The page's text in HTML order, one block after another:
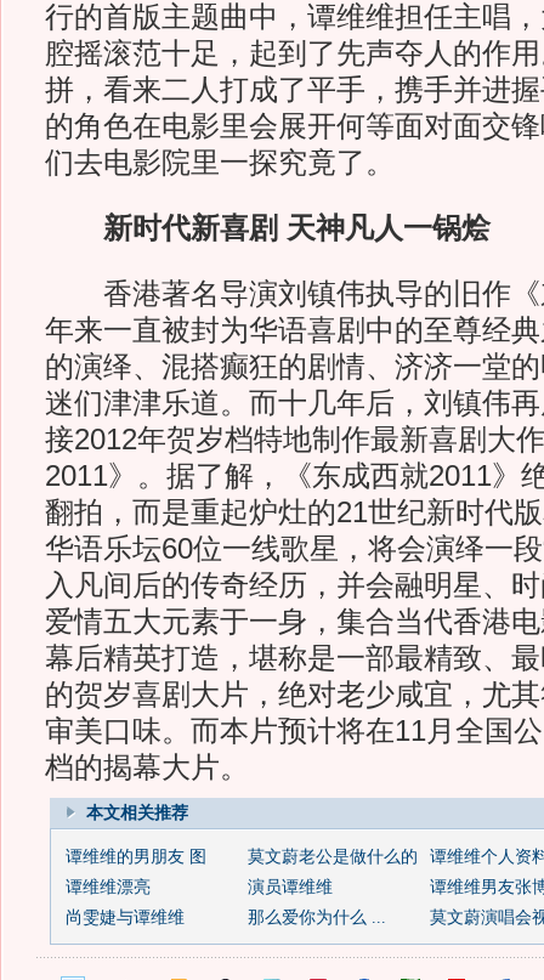
行的首版主题曲中，谭维维担任主唱，
腔摇滚范十足，起到了先声夺人的作
拼，看来二人打成了平手，携手并进
的角色在电影里会展开何等面对面交
们去电影院里一探究竟了。
新时代新喜剧 天神凡人一锅烩
香港著名导演刘镇伟执导的旧作《
年来一直被封为华语喜剧中的至尊经
的演绎、混搭癫狂的剧情、济济一堂
迷们津津乐道。而十几年后，刘镇伟
接2012年贺岁档特地制作最新喜剧大
2011》。据了解，《东成西就2011》
翻拍，而是重起炉灶的21世纪新时代
华语乐坛60位一线歌星，将会演绎一
入凡间后的传奇经历，并会融明星、
爱情五大元素于一身，集合当代香港
幕后精英打造，堪称是一部最精致、
的贺岁喜剧大片，绝对老少咸宜，尤
审美口味。而本片预计将在11月全国
档的揭幕大片。
本文相关推荐
谭维维的男朋友 图 莫文蔚老公是做什么的
谭维维个人资
谭维维漂亮
演员谭维维
谭维维男友张
尚雯婕与谭维维
那么爱你为什么 ... 莫文蔚演唱会